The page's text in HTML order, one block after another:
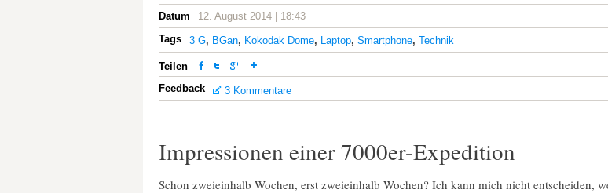
Datum
12. August 2014 | 18:43
Tags
3 G, BGan, Kokodak Dome, Laptop, Smartphone, Technik
Teilen
Feedback
3 Kommentare
Impressionen einer 7000er-Expedition
Schon zweieinhalb Wochen, erst zweieinhalb Wochen? Ich kann mich nicht entscheiden,